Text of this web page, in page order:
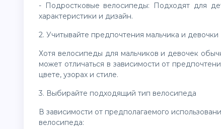
- Подростковые велосипеды: Подходят для
характеристики и дизайн.
2. Учитывайте предпочтения мальчика и девочки
Хотя велосипеды для мальчиков и девочек
может отличаться в зависимости от
цвете, узорах и стиле.
3. Выбирайте подходящий тип велосипеда
В зависимости от предполагаемого
велосипеда: